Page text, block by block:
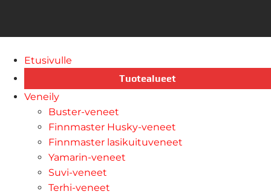
Etusivulle
Tuotealueet
Veneily
Buster-veneet
Finnmaster Husky-veneet
Finnmaster lasikuituveneet
Yamarin-veneet
Suvi-veneet
Terhi-veneet